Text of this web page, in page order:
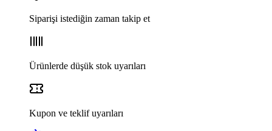
Siparişi istediğin zaman takip et
Ürünlerde düşük stok uyarıları
Kupon ve teklif uyarıları